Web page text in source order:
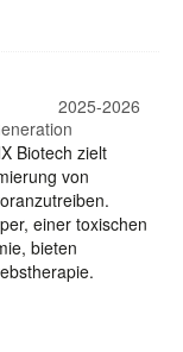
2025-2026
Biotech zielt
von
einer toxischen
bieten